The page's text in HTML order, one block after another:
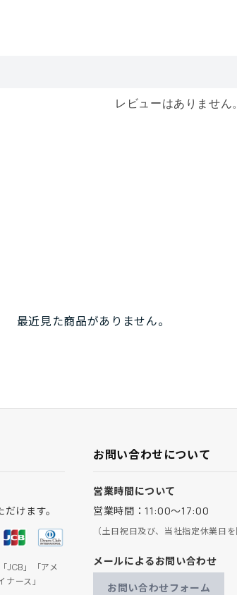
レビューはありません
最近見た商品がありません。
けます。
JCB」「アメ
ース」
お問い合わせについて
営業時間について
営業時間：11:00～17:00
（土日祝日及び、当社指定休業日
メールによるお問い合わせ
お問い合わせフォーム